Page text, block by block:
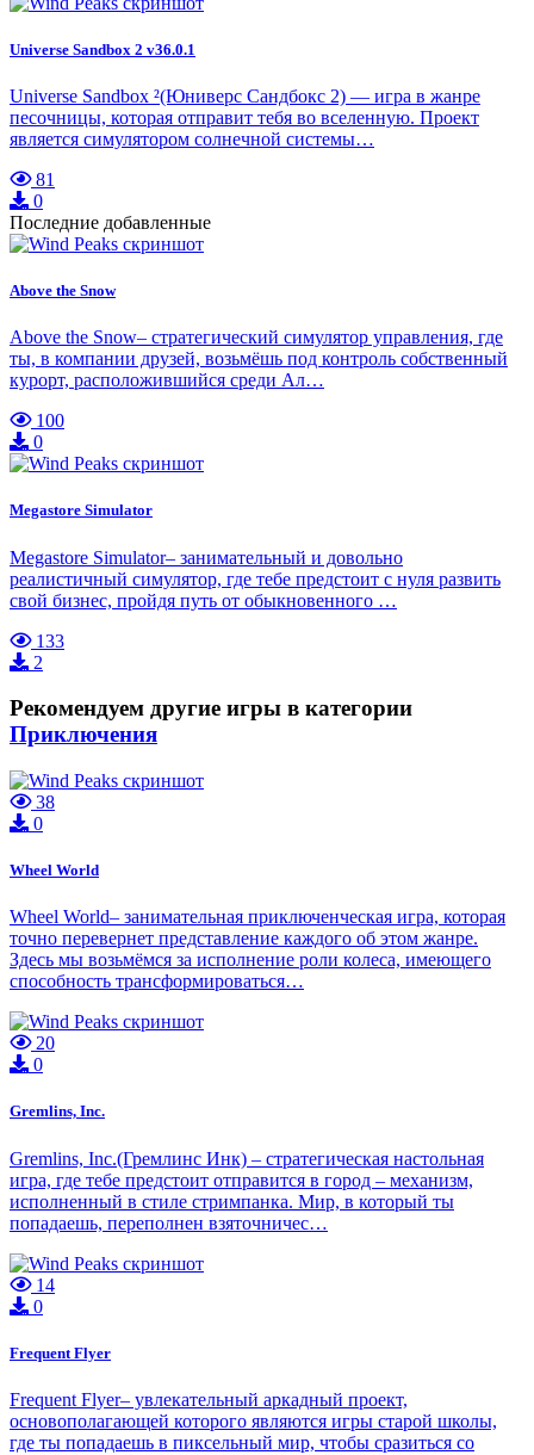
Universe Sandbox 2 v36.0.1
Universe Sandbox ²(Юниверс Сандбокс 2) — игра в жанре
песочницы, которая отправит тебя во вселенную. Проект
является симулятором солнечной системы…
81
0
Последние добавленные
Above the Snow
Above the Snow– стратегический симулятор управления, где
ты, в компании друзей, возьмёшь под контроль собственный
курорт, расположившийся среди Ал…
100
0
Megastore Simulator
Megastore Simulator– занимательный и довольно
реалистичный симулятор, где тебе предстоит с нуля развить
свой бизнес, пройдя путь от обыкновенного …
133
2
Рекомендуем другие игры в категории
Приключения
38
0
Wheel World
Wheel World– занимательная приключенческая игра, которая
точно перевернет представление каждого об этом жанре.
Здесь мы возьмёмся за исполнение роли колеса, имеющего
способность трансформироваться…
20
0
Gremlins, Inc.
Gremlins, Inc.(Гремлинс Инк) – стратегическая настольная
игра, где тебе предстоит отправится в город – механизм,
исполненный в стиле стримпанка. Мир, в который ты
попадаешь, переполнен взяточничес…
14
0
Frequent Flyer
Frequent Flyer– увлекательный аркадный проект,
основополагающей которого являются игры старой школы,
где ты попадаешь в пиксельный мир, чтобы сразиться со